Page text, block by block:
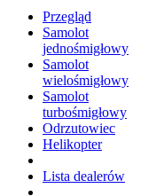
Przegląd
Samolot
jednośmigłowy
Samolot
wielośmigłowy
Samolot
turbośmigłowy
Odrzutowiec
Helikopter
Lista dealerów